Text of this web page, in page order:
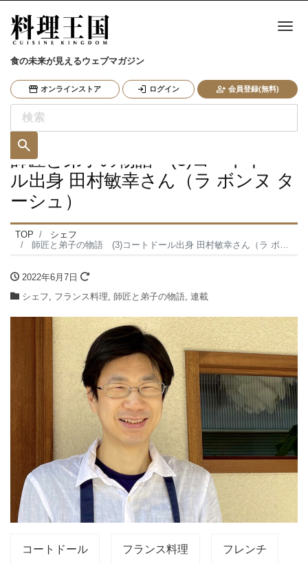
食の未来が見えるウェブマガジン
オンラインストア ログイン 会員登録(無料)
ナ
師匠と弟子の物語 (3)コートドー
ル出身 田村敏幸さん（ラ ボンヌ タ
ーシュ）
TOP
シェフ
師匠と弟子の物語 (3)コートドール出身 田村敏幸さん（ラ ボンヌ ターシュ）
2022年6月7日
シェフ, フランス料理, 師匠と弟子の物語, 連載
コートドール フランス料理 フレンチ